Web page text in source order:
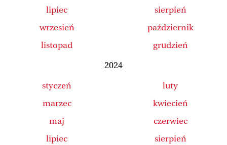
lipiec
sierpień
wrzesień
październik
listopad
grudzień
2024
styczeń
luty
marzec
kwiecień
maj
czerwiec
lipiec
sierpień